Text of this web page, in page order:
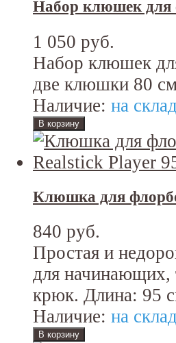
Набор клюшек для
1 050 руб.
Набор клюшек
две клюшки 80
Наличие: на
Клюшка для
840 руб.
Простая и
для начинающих,
крюк. Длина: 95
Наличие: на